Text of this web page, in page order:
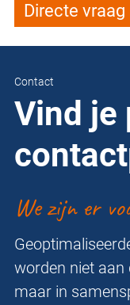
Directe vraag
Contact
Vind je
We zijn er
worden niet aan
maar in